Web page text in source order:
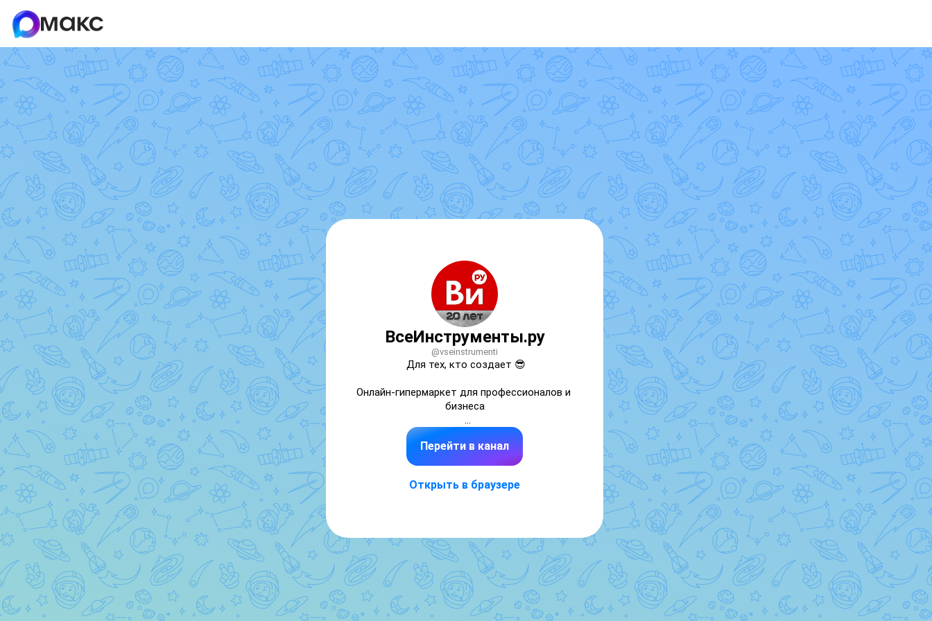
ВсеИнструменты.ру
@vseinstrumenti
Для тех, кто создает 😎
Онлайн-гипермаркет для профессионалов и
бизнеса
У нас оригинальные товары с гарантией:
https://www.vseinstrumenti.ru
Поддержка: max.ru/vseinstrumenti_bot
Перейти в канал
Открыть в браузере